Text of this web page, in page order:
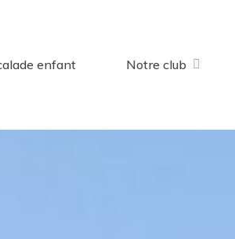
enfant Notre club